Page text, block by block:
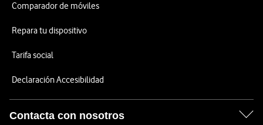
Comparador de móviles
Repara tu dispositivo
Tarifa social
Declaración Accesibilidad
Contacta con nosotros